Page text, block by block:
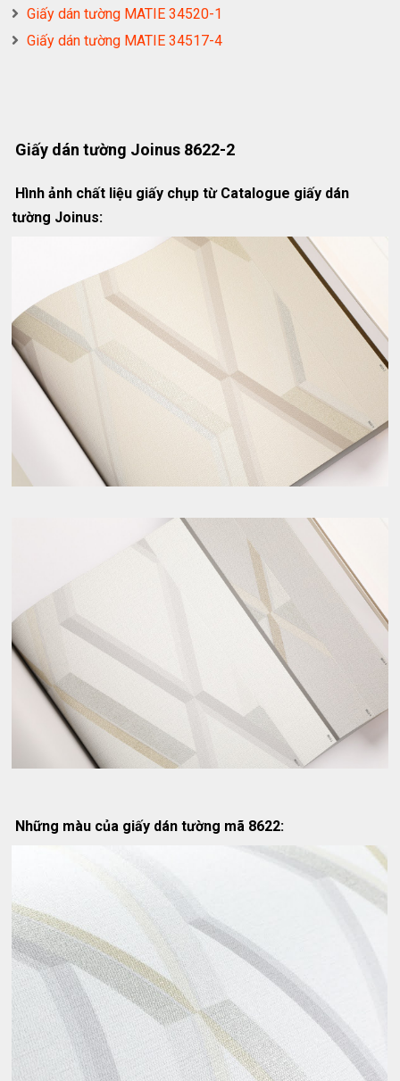
Giấy dán tường MATIE 34520-1
Giấy dán tường MATIE 34517-4
Giấy dán tường Joinus 8622-2
Hình ảnh chất liệu giấy chụp từ Catalogue giấy dán
tường Joinus:
Những màu của giấy dán tường mã 8622: